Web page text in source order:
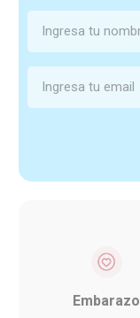
Embarazo